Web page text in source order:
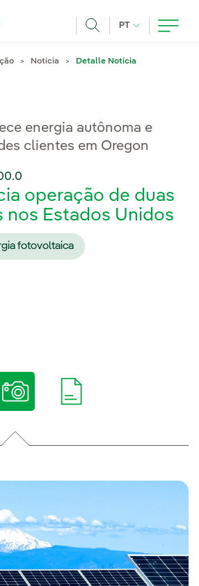
PT IDIOMA ATUAL,
Notícia Detalle Notícia
energia autônoma e
clientes em Oregon
operação de duas
nos Estados Unidos
fotovoltaica